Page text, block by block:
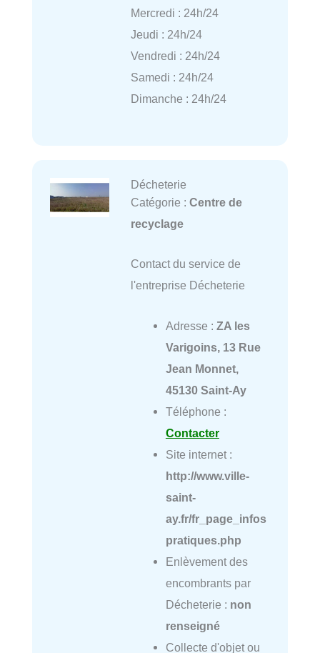
Mercredi : 24h/24
Jeudi : 24h/24
Vendredi : 24h/24
Samedi : 24h/24
Dimanche : 24h/24
Décheterie
Catégorie : Centre de
recyclage
Contact du service de
l'entreprise Décheterie
Adresse : ZA les
Varigoins, 13 Rue
Jean Monnet,
45130 Saint-Ay
Téléphone :
Contacter
Site internet :
http://www.ville-
saint-
ay.fr/fr_page_infos
pratiques.php
Enlèvement des
encombrants par
Décheterie : non
renseigné
Collecte d'objet ou